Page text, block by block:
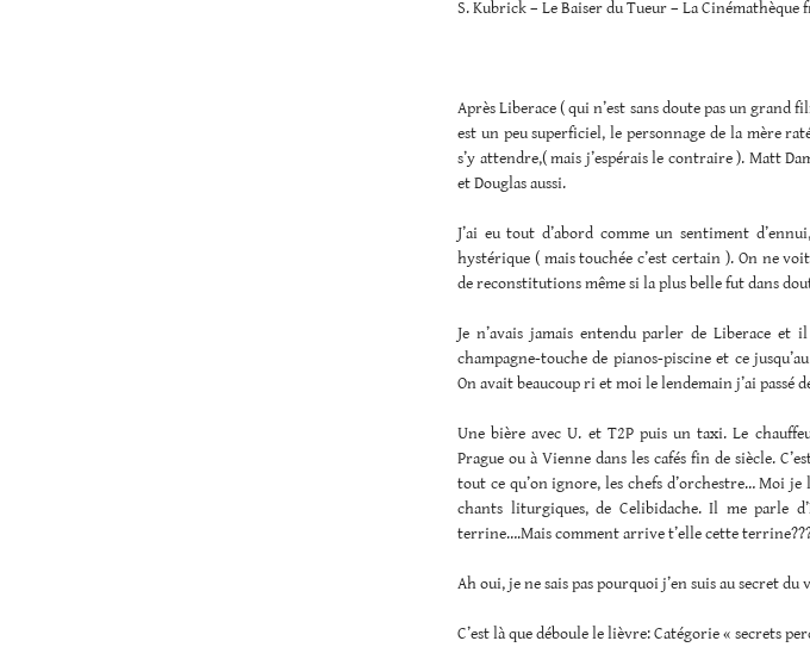
S. Kubrick – Le Baiser du Tueur – La Cinémathèque
Après Liberace ( qui n’est sans doute pas un
est un peu superficiel, le personnage de la mère
s’y attendre,( mais j’espérais le contraire ). Matt
et Douglas aussi.
J’ai eu tout d’abord comme un sentiment
hystérique ( mais touchée c’est certain ). On ne voit
de reconstitutions même si la plus belle fut dans
Je n’avais jamais entendu parler de Liberace
champagne-touche de pianos-piscine et ce
On avait beaucoup ri et moi le lendemain j’ai passé
Une bière avec U. et T2P puis un taxi. Le
Prague ou à Vienne dans les cafés fin de siècle.
tout ce qu’on ignore, les chefs d’orchestre… Moi je
chants liturgiques, de Celibidache. Il me parle
terrine….Mais comment arrive t’elle cette
Ah oui, je ne sais pas pourquoi j’en suis au secret
C’est là que déboule le lièvre: Catégorie « secrets